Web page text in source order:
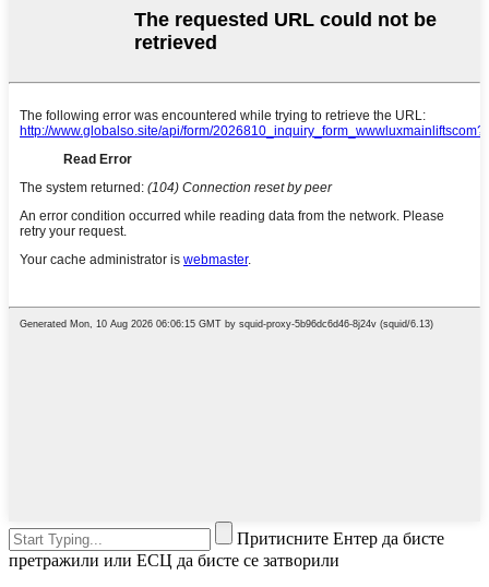
Притисните Ентер да бисте
претражили или ЕСЦ да бисте се затворили